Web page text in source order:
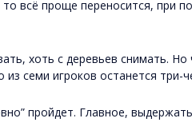
всё проще переносится, при
хоть с деревьев снимать. Но
семи игроков останется три-
пройдет. Главное,